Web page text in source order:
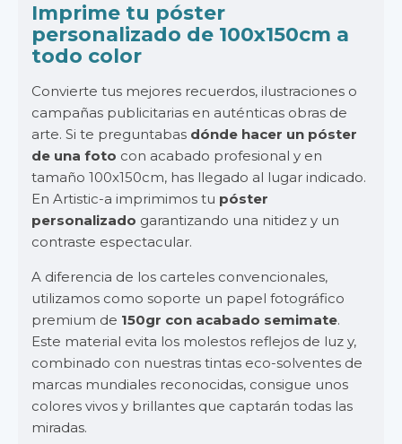
Imprime tu póster
personalizado de 100x150cm a
todo color
Convierte tus mejores recuerdos, ilustraciones o
campañas publicitarias en auténticas obras de
arte. Si te preguntabas dónde hacer un póster
de una foto con acabado profesional y en
tamaño 100x150cm, has llegado al lugar indicado.
En Artistic-a imprimimos tu póster
personalizado garantizando una nitidez y un
contraste espectacular.
A diferencia de los carteles convencionales,
utilizamos como soporte un papel fotográfico
premium de 150gr con acabado semimate.
Este material evita los molestos reflejos de luz y,
combinado con nuestras tintas eco-solventes de
marcas mundiales reconocidas, consigue unos
colores vivos y brillantes que captarán todas las
miradas.